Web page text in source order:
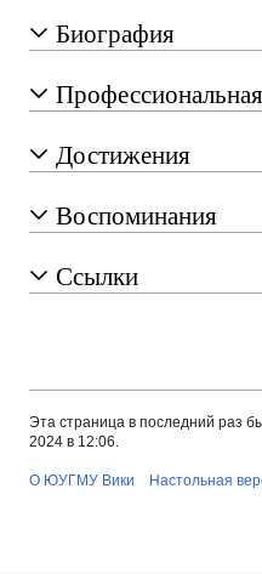
Биография
Достижения
Воспоминания
Ссылки
Эта страница в последний раз
2024 в 12:06.
О ЮУГМУ Вики Настольная